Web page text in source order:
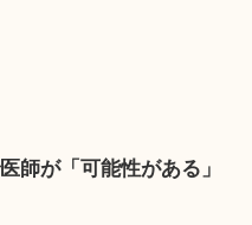
師が「可能性がある」